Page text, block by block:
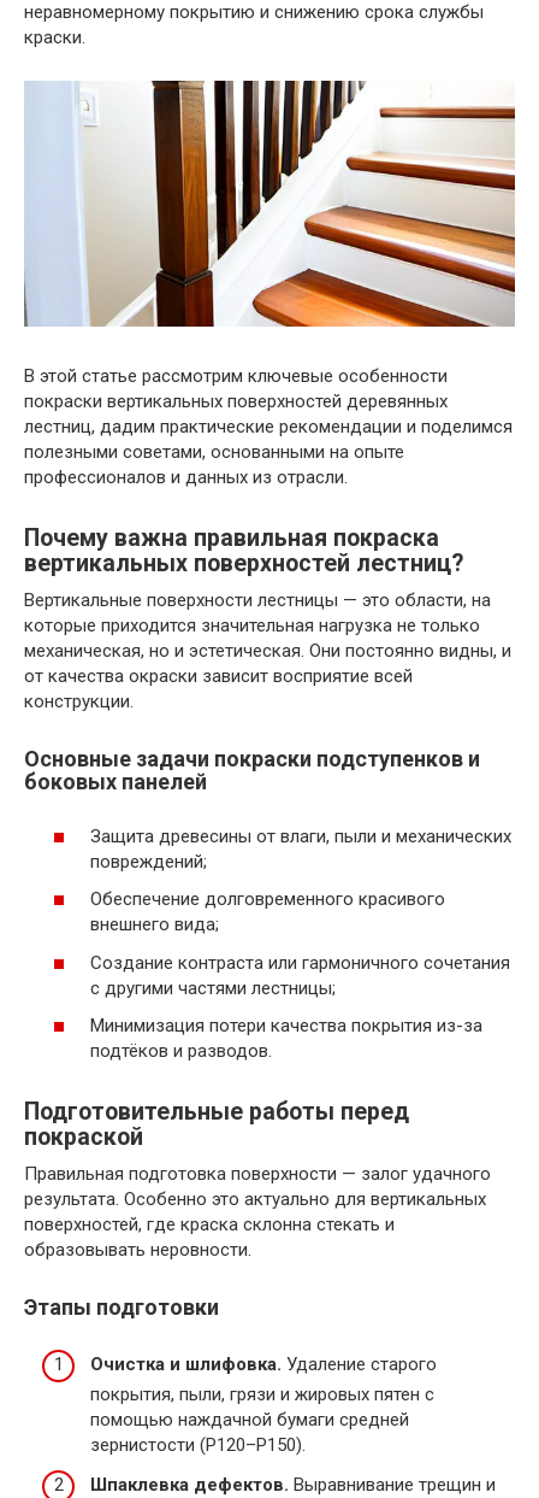
неравномерному покрытию и снижению срока службы
краски.
В этой статье рассмотрим ключевые особенности
покраски вертикальных поверхностей деревянных
лестниц, дадим практические рекомендации и поделимся
полезными советами, основанными на опыте
профессионалов и данных из отрасли.
Почему важна правильная покраска
вертикальных поверхностей лестниц?
Вертикальные поверхности лестницы — это области, на
которые приходится значительная нагрузка не только
механическая, но и эстетическая. Они постоянно видны, и
от качества окраски зависит восприятие всей
конструкции.
Основные задачи покраски подступенков и
боковых панелей
Защита древесины от влаги, пыли и механических
повреждений;
Обеспечение долговременного красивого
внешнего вида;
Создание контраста или гармоничного сочетания
с другими частями лестницы;
Минимизация потери качества покрытия из-за
подтёков и разводов.
Подготовительные работы перед
покраской
Правильная подготовка поверхности — залог удачного
результата. Особенно это актуально для вертикальных
поверхностей, где краска склонна стекать и
образовывать неровности.
Этапы подготовки
Очистка и шлифовка. Удаление старого
покрытия, пыли, грязи и жировых пятен с
помощью наждачной бумаги средней
зернистости (P120–P150).
Шпаклевка дефектов. Выравнивание трещин и